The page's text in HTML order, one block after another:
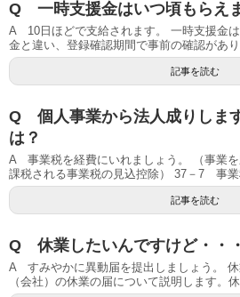
Q 一時支援金はいつ頃もらえ
A 10日ほどで支給されます。 一時支援金
金と違い、登録確認期間で事前の確認があ
記事を読む
Q 個人事業から法人成りしま
は？
A 事業税を経費にいれましょう。 （事業を
課税される事業税の見込控除） 37－7 事業
記事を読む
Q 休業したいんですけど・・・
A すみやかに異動届を提出しましょう。 休
（会社）の休業の届について説明します。